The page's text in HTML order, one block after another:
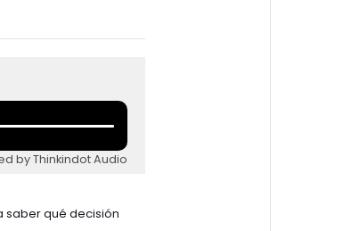
by Thinkindot Audio
saber qué decisión